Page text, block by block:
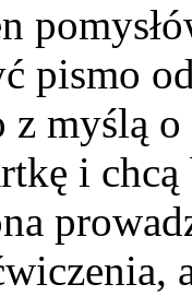
pismo
z myślą
i